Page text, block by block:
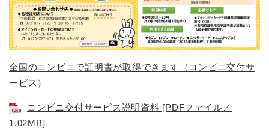
全国のコンビニで証明書が取得できます（コンビニ交付サ
ービス）
コンビニ交付サービス説明資料 [PDFファイル／
1.02MB]